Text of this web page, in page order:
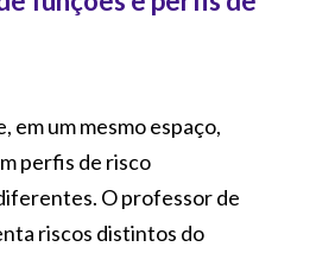
em um mesmo espaço,
perfis de risco
O professor de
riscos distintos do